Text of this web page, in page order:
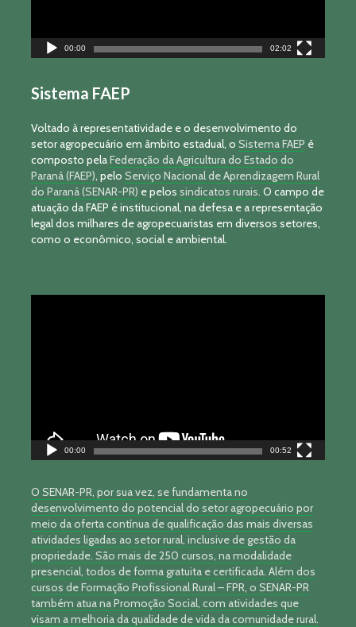
00:00 02:02
Sistema FAEP
Voltado à representatividade e o desenvolvimento do
setor agropecuário em âmbito estadual, o Sistema FAEP é
composto pelaFederação da Agricultura do Estado do
Paraná (FAEP), pelo Serviço Nacional de Aprendizagem Rural
do Paraná (SENAR-PR) e pelos sindicatos rurais. O campo de
atuação da FAEP é institucional, na defesa e a representação
legal dos milhares de agropecuaristas em diversos setores,
como o econômico, social e ambiental.
00:00 00:52
O SENAR-PR, por sua vez, se fundamenta no
desenvolvimento do potencial do setor agropecuário por
meio da oferta contínua de qualificação das mais diversas
atividades ligadas ao setor rural, inclusive de gestão da
propriedade. São mais de 250 cursos, na modalidade
presencial, todos de forma gratuita e certificada. Além dos
cursos de Formação Profissional Rural – FPR, o SENAR-PR
também atua na Promoção Social, com atividades que
visam a melhoria da qualidade de vida da comunidade rural.